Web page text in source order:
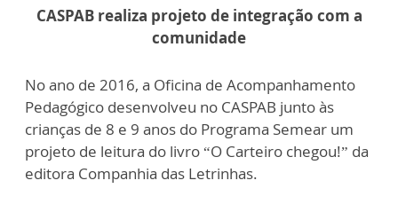
CASPAB realiza projeto de integração com a
comunidade
No ano de 2016, a Oficina de Acompanhamento
Pedagógico desenvolveu no CASPAB junto às
crianças de 8 e 9 anos do Programa Semear um
projeto de leitura do livro “O Carteiro chegou!” da
editora Companhia das Letrinhas.